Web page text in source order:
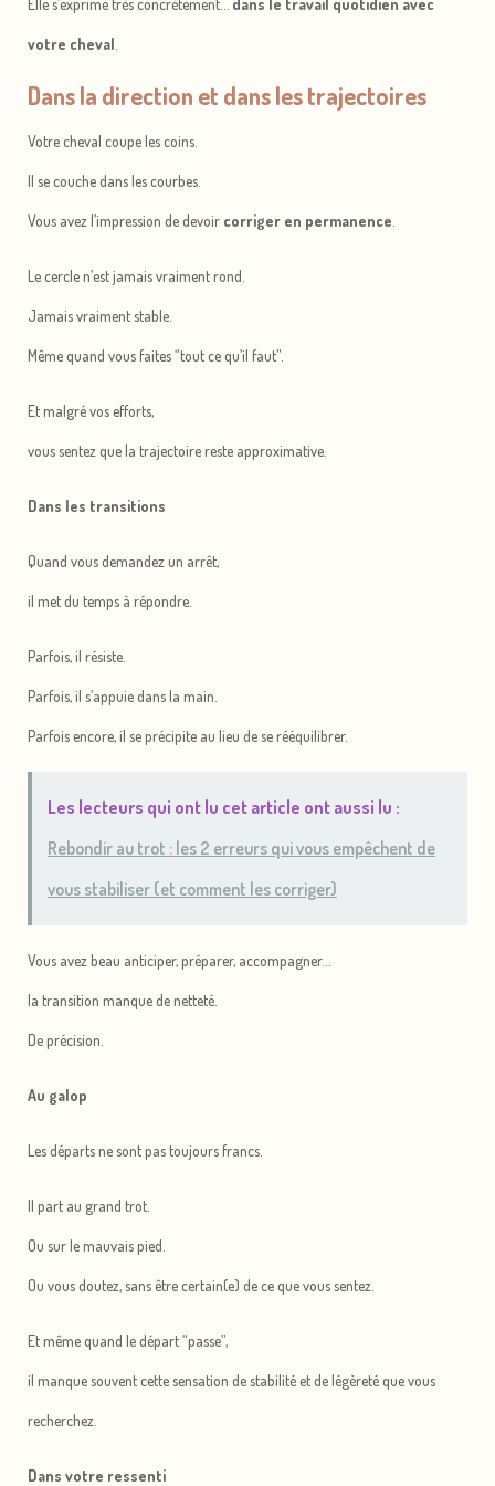
votre cheval
Dans la direction et dans les trajectoires
Votre cheval coupe les coins.
Il se couche dans les courbes.
Vous avez l’impression de devoir corriger en permanence
Le cercle n’est jamais vraiment rond.
Jamais vraiment stable.
Même quand vous faites “tout ce qu’il faut”.
Et malgré vos efforts,
vous sentez que la trajectoire reste approximative.
Dans les transitions
Quand vous demandez un arrêt,
il met du temps à répondre.
Parfois, il résiste.
Parfois, il s’appuie dans la main.
Parfois encore, il se précipite au lieu de se rééquilibrer.
Les lecteurs qui ont lu cet article ont aussi lu :
Rebondir au trot : les 2 erreurs qui vous empêchent de
vous stabiliser (et comment les corriger)
Vous avez beau anticiper, préparer, accompagner…
la transition manque de netteté.
De précision.
Au galop
Les départs ne sont pas toujours francs.
Il part au grand trot.
Ou sur le mauvais pied.
Ou vous doutez, sans être certain(e) de ce que vous sentez.
Et même quand le départ “passe”,
il manque souvent cette sensation de stabilité et de légèreté que vous
recherchez.
Dans votre ressenti